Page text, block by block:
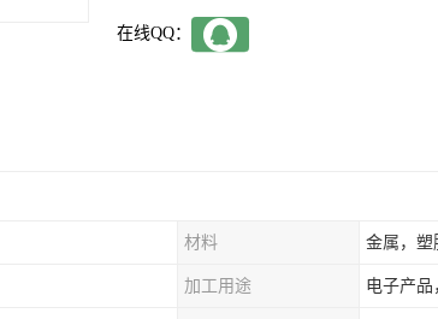
在线QQ：
材料 金属，塑
加工用途 电子产品